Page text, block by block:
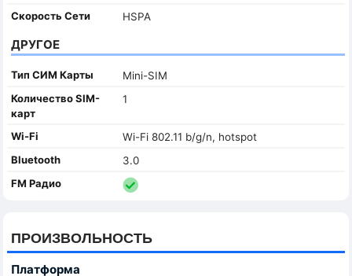
Скорость Сети HSPA
ДРУГОЕ
Тип СИМ Карты
Mini-SIM
Количество SIM-
карт
1
Wi-Fi
Wi-Fi 802.11 b/g/n, hotspot
Bluetooth
3.0
FM Радио
ПРОИЗВОЛЬНОСТЬ
Платформа